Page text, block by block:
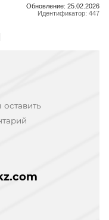
Обновление: 25.02.2026
Идентификатор: 447
оставить